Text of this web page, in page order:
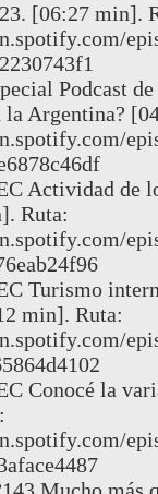
[06:27 min].
Podcast
la Argentina?
Actividad de
Ruta:
Turismo
min]. Ruta:
Conocé la